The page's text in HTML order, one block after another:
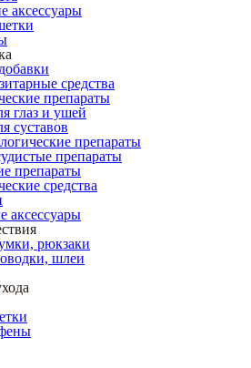
аксессуары
средства
препараты
глаз и ушей
суставов
препараты
препараты
препараты
средства
аксессуары
рюкзаки
шлеи